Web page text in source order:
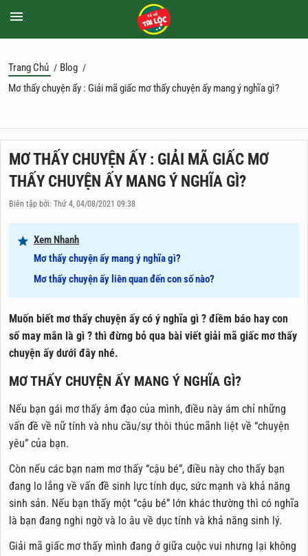
Trang Chủ / Blog /
Mơ thấy chuyện ấy : Giải mã giấc mơ thấy chuyện ấy mang ý nghĩa gì?
MƠ THẤY CHUYỆN ẤY : GIẢI MÃ GIẤC MƠ
THẤY CHUYỆN ẤY MANG Ý NGHĨA GÌ?
Biên tập bởi: Thứ 4, 04/08/2021 09:38
Xem Nhanh
Mơ thấy chuyện ấy mang ý nghĩa gì?
Mơ thấy chuyện ấy liên quan đến con số nào?
Muốn biết mơ thấy chuyện ấy có ý nghĩa gì ? điềm báo hay con
số may mắn là gì ? thì đừng bỏ qua bài viết giải mã giấc mơ thấy
chuyện ấy dưới đây nhé.
MƠ THẤY CHUYỆN ẤY MANG Ý NGHĨA GÌ?
Nếu bạn gái mơ thấy âm đạo của mình, điều này ám chỉ những
vấn đề về nữ tính và nhu cầu/sự thôi thúc mãnh liệt về “chuyện
yêu” của bạn.
Còn nếu các bạn nam mơ thấy “cậu bé”, điều này cho thấy bạn
đang lo lắng về vấn đề sinh lực tính dục, sức mạnh và khả năng
sinh sản. Nếu bạn thấy một “cậu bé” lớn khác thường thì có nghĩa
là bạn đang nghi ngờ và lo âu về dục tính và khả năng sinh lý.
Giải mã giấc mơ thấy mình đang ở giữa cuộc vui nhưng lại không